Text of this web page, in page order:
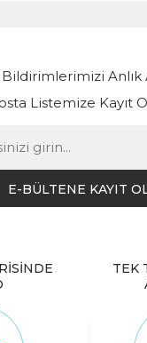
Anlık
Listemize Kayıt
E-BÜLTENE KAYIT
TEK